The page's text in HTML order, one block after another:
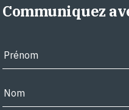
Communiquez